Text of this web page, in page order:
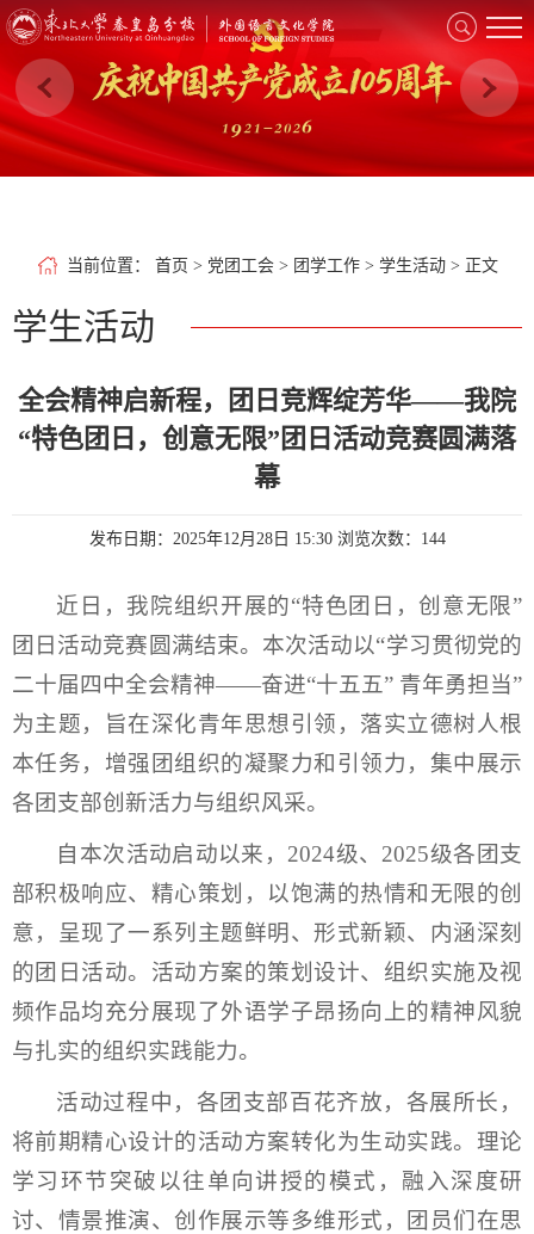
当前位置 ： 首页 > 党团工会 > 团学工作 > 学生活动 > 正文
学生活动
全会精神启新程，团日竞辉绽芳华——我院
“特色团日，创意无限”团日活动竞赛圆满落
幕
发布日期：2025年12月28日 15:30浏览次数： 144
近日，我院组织开展的“特色团日，创意无限”
团日活动竞赛圆满结束。本次活动以“学习贯彻党的
二十届四中全会精神——奋进“十五五” 青年勇担当”
为主题，旨在深化青年思想引领，落实立德树人根
本任务，增强团组织的凝聚力和引领力，集中展示
各团支部创新活力与组织风采。
自本次活动启动以来，2024级、2025级各团支
部积极响应、精心策划，以饱满的热情和无限的创
意，呈现了一系列主题鲜明、形式新颖、内涵深刻
的团日活动。活动方案的策划设计、组织实施及视
频作品均充分展现了外语学子昂扬向上的精神风貌
与扎实的组织实践能力。
活动过程中，各团支部百花齐放，各展所长，
将前期精心设计的活动方案转化为生动实践。理论
学习环节突破以往单向讲授的模式，融入深度研
讨、情景推演、创作展示等多维形式，团员们在思